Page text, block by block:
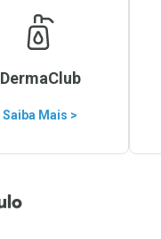
DermaClub
Saiba Mais >